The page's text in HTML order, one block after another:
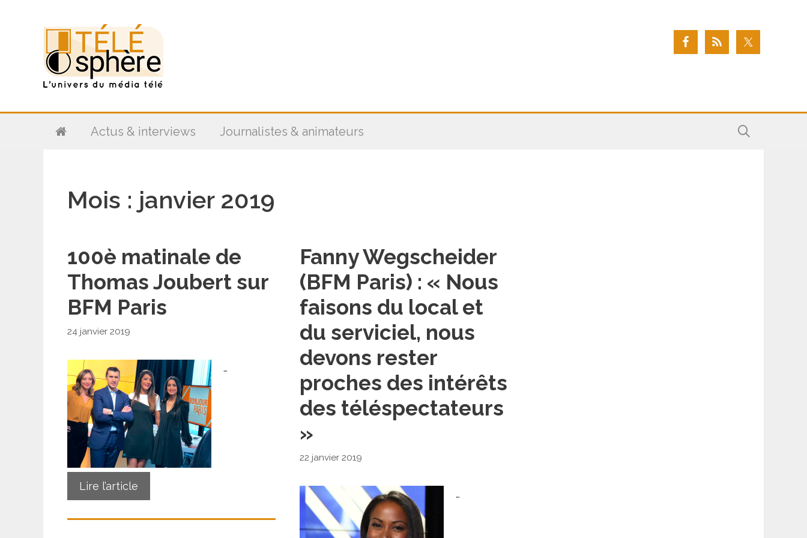
Actus & interviews Journalistes & animateurs
Mois : janvier 2019
100è matinale de
Thomas Joubert sur
BFM Paris
24 janvier 2019
…
Lire l’article
Fanny Wegscheider
(BFM Paris) : « Nous
faisons du local et
du serviciel, nous
devons rester
proches des intérêts
des téléspectateurs
»
22 janvier 2019
…